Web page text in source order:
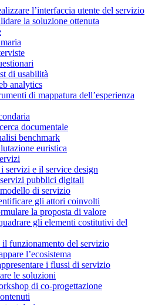
l’interfaccia utente del servizio
la soluzione ottenuta
di usabilità
analytics
di mappatura dell’esperienza
documentale
benchmark
euristica
servizi e il service design
pubblici digitali
di servizio
gli attori coinvolti
la proposta di valore
gli elementi costitutivi del
il funzionamento del servizio
l’ecosistema
i flussi di servizio
le soluzioni
di co-progettazione